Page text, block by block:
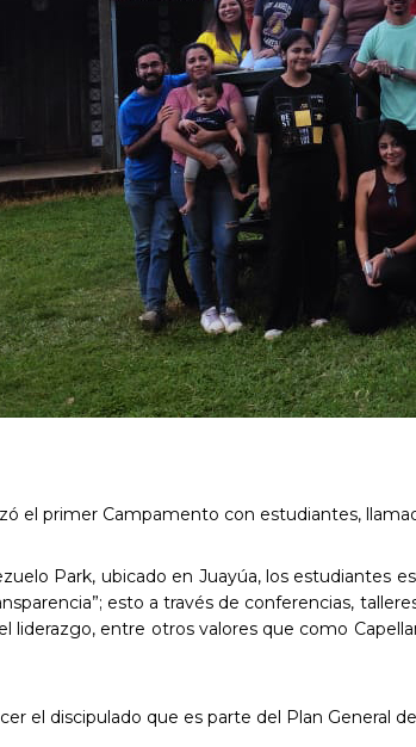
el primer Campamento con estudiantes,
Park, ubicado en Juayúa, los estudiantes
esto a través de conferencias,
liderazgo, entre otros valores que como
el discipulado que es parte del Plan General